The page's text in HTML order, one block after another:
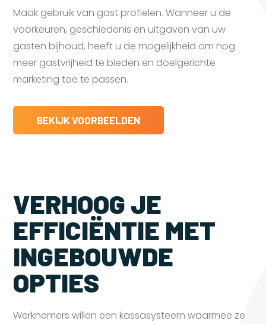
Maak gebruik van gast profielen. Wanneer u de
voorkeuren, geschiedenis en uitgaven van uw
gasten bijhoud, heeft u de mogelijkheid om nog
meer gastvrijheid te bieden en doelgerichte
marketing toe te passen.
BEKIJK VOORBEELDEN
VERHOOG JE
EFFICIËNTIE MET
INGEBOUWDE
OPTIES
Werknemers willen een kassasysteem waarmee ze